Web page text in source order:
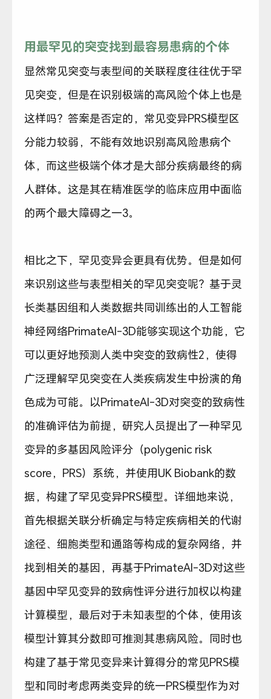
用最罕见的突变找到最容易患病的个体
显然常见突变与表型间的关联程度往往优于罕
见突变，但是在识别极端的高风险个体上也是
这样吗？答案是否定的，常见变异PRS模型区
分能力较弱，不能有效地识别高风险患病个
体，而这些极端个体才是大部分疾病最终的病
人群体。这是其在精准医学的临床应用中面临
的两个最大障碍之一3。
相比之下，罕见变异会更具有优势。但是如何
来识别这些与表型相关的罕见突变呢？基于灵
长类基因组和人类数据共同训练出的人工智能
神经网络PrimateAI-3D能够实现这个功能，它
可以更好地预测人类中突变的致病性2，使得
广泛理解罕见突变在人类疾病发生中扮演的角
色成为可能。以PrimateAI-3D对突变的致病性
的准确评估为前提，研究人员提出了一种罕见
变异的多基因风险评分（polygenic risk
score，PRS）系统，并使用UK Biobank的数
据，构建了罕见变异PRS模型。详细地来说，
首先根据关联分析确定与特定疾病相关的代谢
途径、细胞类型和通路等构成的复杂网络，并
找到相关的基因，再基于PrimateAI-3D对这些
基因中罕见变异的致病性评分进行加权以构建
计算模型，最后对于未知表型的个体，使用该
模型计算其分数即可推测其患病风险。同时也
构建了基于常见变异来计算得分的常见PRS模
型和同时考虑两类变异的统一PRS模型作为对